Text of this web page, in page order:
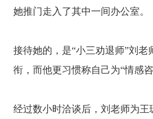
她推门走入了其中一间办公室。
接待她的，是“小三劝退师”刘
衔，而他更习惯称自己为“情感咨
经过数小时洽谈后，刘老师为